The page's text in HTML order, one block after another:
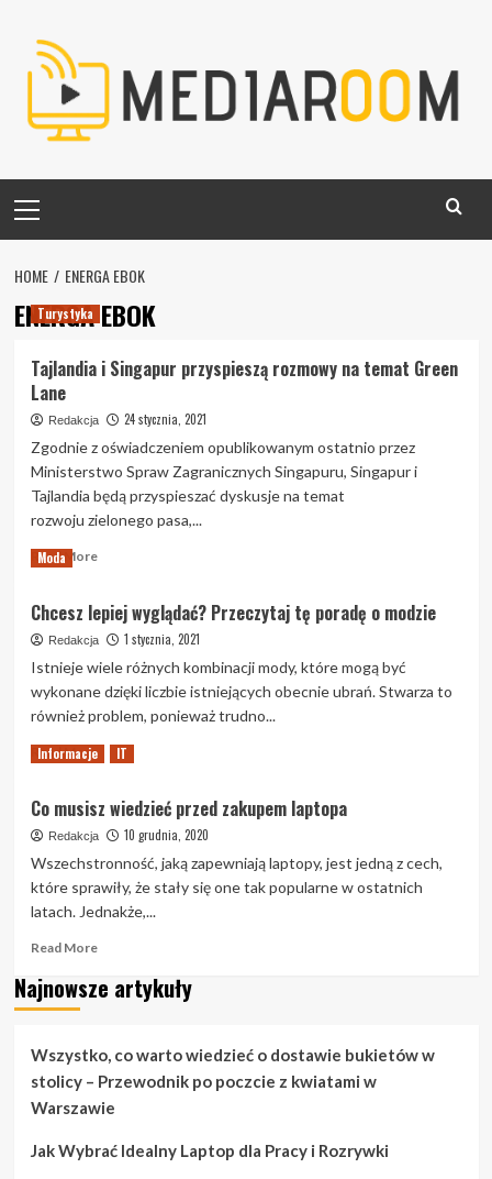
content
Menu
HOME ENERGA EBOK
ENERGA EBOK
Turystyka
Tajlandia i Singapur przyspieszą rozmowy na temat Green
Lane
Redakcja 24 stycznia, 2021
Zgodnie z oświadczeniem opublikowanym ostatnio przez
Ministerstwo Spraw Zagranicznych Singapuru, Singapur i
Tajlandia będą przyspieszać dyskusje na temat
rozwoju zielonego pasa,...
Read MoreRead
Tajlandia
i
przyspieszą
rozmowy
na
Green
Moda
Chcesz lepiej wyglądać? Przeczytaj tę poradę o modzie
Redakcja 1 stycznia, 2021
Istnieje wiele różnych kombinacji mody, które mogą być
wykonane dzięki liczbie istniejących obecnie ubrań. Stwarza to
również problem, ponieważ trudno...
Read MoreRead
more
Chcesz
lepiej
Przeczytaj
tę
poradę
modzie
Informacje IT
Co musisz wiedzieć przed zakupem laptopa
Redakcja 10 grudnia, 2020
Wszechstronność, jaką zapewniają laptopy, jest jedną z cech,
które sprawiły, że stały się one tak popularne w ostatnich
latach. Jednakże,...
Read MoreRead
about
przed
zakupem
laptopa
Najnowsze artykuły
Wszystko, co warto wiedzieć o dostawie bukietów w
stolicy – Przewodnik po poczcie z kwiatami w
Warszawie
Jak Wybrać Idealny Laptop dla Pracy i Rozrywki